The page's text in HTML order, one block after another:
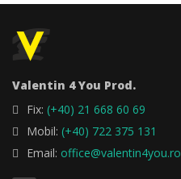
Valentin 4 You Prod.
Fix: (+40) 21 668 60 69
Mobil: (+40) 722 375 131
Email: office@valentin4you.ro